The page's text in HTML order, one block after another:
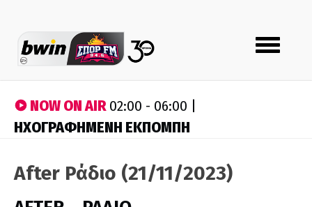
Toggle
navigation
NOW ON AIR02:00 - 06:00 |
ΗΧΟΓΡΑΦΗΜΕΝΗ ΕΚΠΟΜΠΗ
After Ράδιο (21/11/2023)